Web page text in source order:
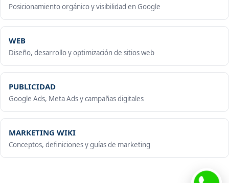
Posicionamiento orgánico y visibilidad en Google
WEB
Diseño, desarrollo y optimización de sitios web
PUBLICIDAD
Google Ads, Meta Ads y campañas digitales
MARKETING WIKI
Conceptos, definiciones y guías de marketing